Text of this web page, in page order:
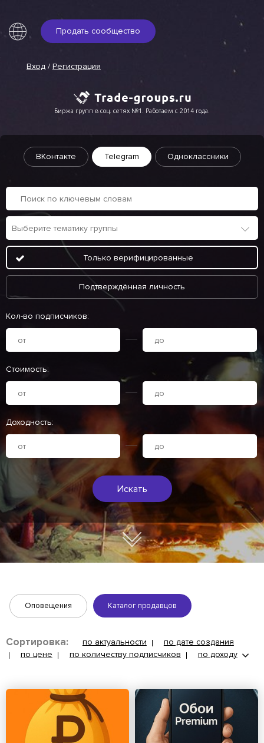
Продать сообщество
Вход / Регистрация
Биржа групп в соц. сетях №1. Работаем с 2014 года.
ВКонтакте Telegram Одноклассники
Только верифицированные
Подтверждённая личность
Кол-во подписчиков:
Стоимость:
Доходность:
Искать
Оповещения Каталог продавцов
Сортировка: по актуальности
по дате создания
по цене
по количеству подписчиков по доходу